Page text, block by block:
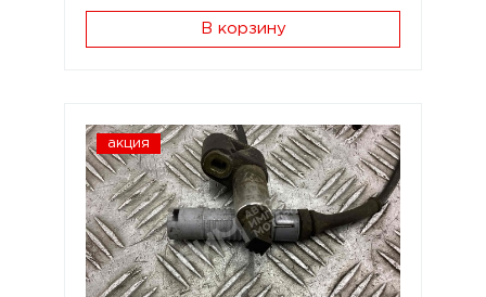
В корзину
акция